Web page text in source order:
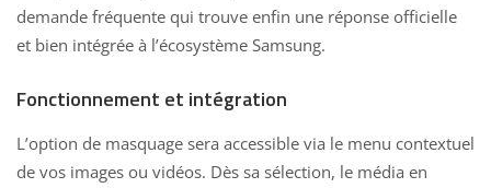
demande fréquente qui trouve enfin une réponse officielle
et bien intégrée à l’écosystème Samsung.
Fonctionnement et intégration
L’option de masquage sera accessible via le menu contextuel
de vos images ou vidéos. Dès sa sélection, le média en